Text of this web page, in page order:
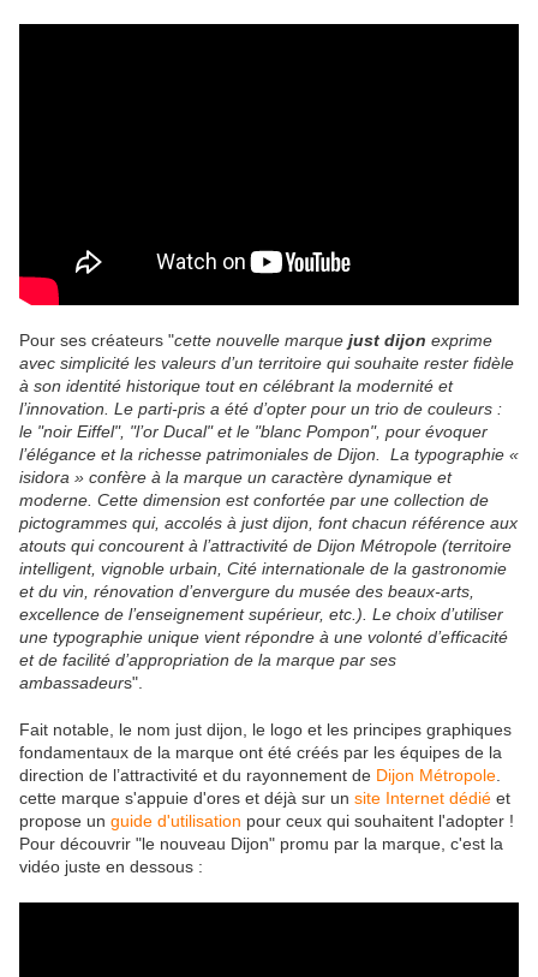
Pour ses créateurs "cette nouvelle marque just dijon exprime
avec simplicité les valeurs d’un territoire qui souhaite rester fidèle
à son identité historique tout en célébrant la modernité et
l’innovation. Le parti-pris a été d’opter pour un trio de couleurs :
le "noir Eiffel", "l’or Ducal" et le "blanc Pompon", pour évoquer
l’élégance et la richesse patrimoniales de Dijon. La typographie «
isidora » confère à la marque un caractère dynamique et
moderne. Cette dimension est confortée par une collection de
pictogrammes qui, accolés à just dijon, font chacun référence aux
atouts qui concourent à l’attractivité de Dijon Métropole (territoire
intelligent, vignoble urbain, Cité internationale de la gastronomie
et du vin, rénovation d’envergure du musée des beaux-arts,
excellence de l’enseignement supérieur, etc.). Le choix d’utiliser
une typographie unique vient répondre à une volonté d’efficacité
et de facilité d’appropriation de la marque par ses
ambassadeurs".
Fait notable, le nom just dijon, le logo et les principes graphiques
fondamentaux de la marque ont été créés par les équipes de la
direction de l’attractivité et du rayonnement de Dijon Métropole
cette marque s'appuie d'ores et déjà sur un site Internet dédié et
propose un guide d'utilisation pour ceux qui souhaitent l'adopter !
Pour découvrir "le nouveau Dijon" promu par la marque, c'est la
vidéo juste en dessous :